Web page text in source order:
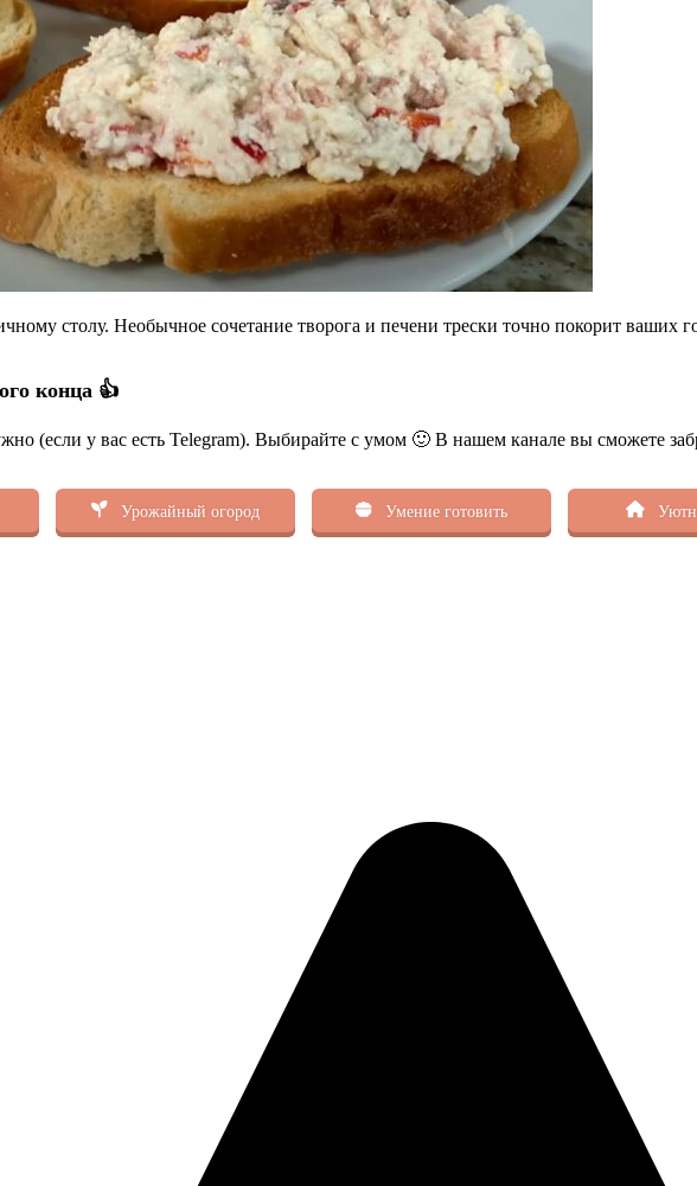
столу. Необычное сочетание творога и печени трески точно покорит ваших
конца 👍
(если у вас есть Telegram). Выбирайте с умом 🙂 В нашем канале вы сможете
Урожайный огород Умение готовить